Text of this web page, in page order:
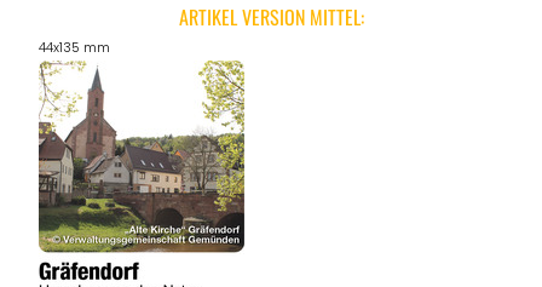
ARTIKEL VERSION MITTEL:
44x135 mm